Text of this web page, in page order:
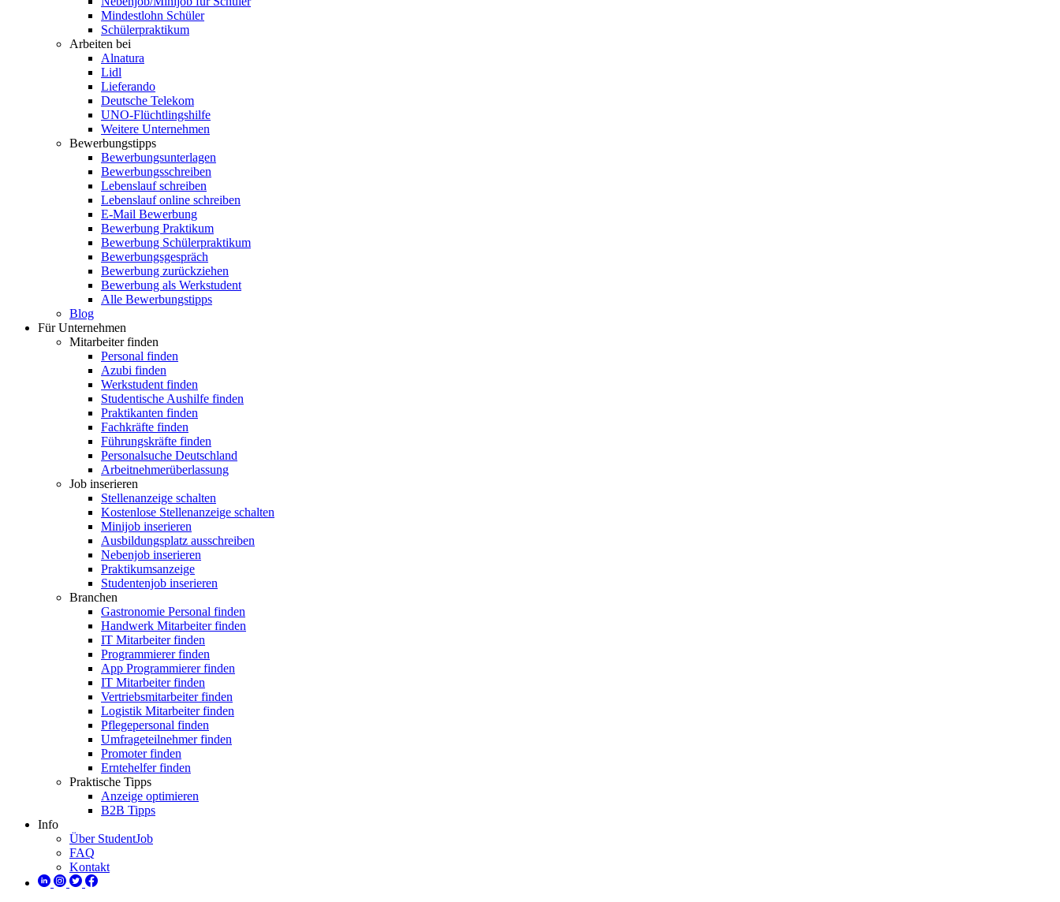
Mindestlohn Schüler
Schülerpraktikum
Arbeiten bei
Alnatura
Lidl
Lieferando
Deutsche Telekom
UNO-Flüchtlingshilfe
Weitere Unternehmen
Bewerbungstipps
Bewerbungsunterlagen
Bewerbungsschreiben
Lebenslauf schreiben
Lebenslauf online schreiben
E-Mail Bewerbung
Bewerbung Praktikum
Bewerbung Schülerpraktikum
Bewerbungsgespräch
Bewerbung zurückziehen
Bewerbung als Werkstudent
Alle Bewerbungstipps
Blog
Für Unternehmen
Mitarbeiter finden
Personal finden
Azubi finden
Werkstudent finden
Studentische Aushilfe finden
Praktikanten finden
Fachkräfte finden
Führungskräfte finden
Personalsuche Deutschland
Arbeitnehmerüberlassung
Job inserieren
Stellenanzeige schalten
Kostenlose Stellenanzeige schalten
Minijob inserieren
Ausbildungsplatz ausschreiben
Nebenjob inserieren
Praktikumsanzeige
Studentenjob inserieren
Branchen
Gastronomie Personal finden
Handwerk Mitarbeiter finden
IT Mitarbeiter finden
Programmierer finden
App Programmierer finden
IT Mitarbeiter finden
Vertriebsmitarbeiter finden
Logistik Mitarbeiter finden
Pflegepersonal finden
Umfrageteilnehmer finden
Promoter finden
Erntehelfer finden
Praktische Tipps
Anzeige optimieren
B2B Tipps
Info
Über StudentJob
FAQ
Kontakt